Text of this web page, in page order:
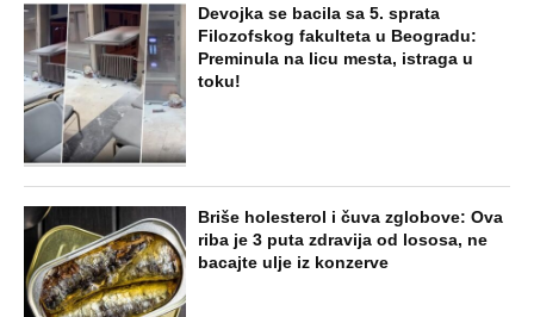
Devojka se bacila sa 5. sprata
Filozofskog fakulteta u Beogradu:
Preminula na licu mesta, istraga u
toku!
Briše holesterol i čuva zglobove: Ova
riba je 3 puta zdravija od lososa, ne
bacajte ulje iz konzerve